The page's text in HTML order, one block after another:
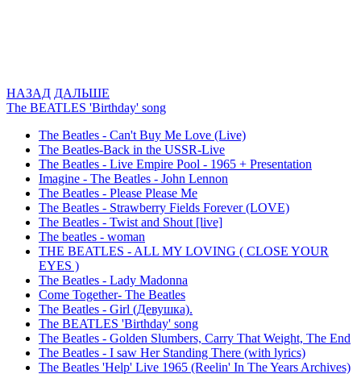
НАЗАД ДАЛЬШЕ
The BEATLES 'Birthday' song
The Beatles - Can't Buy Me Love (Live)
The Beatles-Back in the USSR-Live
The Beatles - Live Empire Pool - 1965 + Presentation
Imagine - The Beatles - John Lennon
The Beatles - Please Please Me
The Beatles - Strawberry Fields Forever (LOVE)
The Beatles - Twist and Shout [live]
The beatles - woman
THE BEATLES - ALL MY LOVING ( CLOSE YOUR
EYES )
The Beatles - Lady Madonna
Come Together- The Beatles
The Beatles - Girl (Девушка).
The BEATLES 'Birthday' song
The Beatles - Golden Slumbers, Carry That Weight, The End
The Beatles - I saw Her Standing There (with lyrics)
The Beatles 'Help' Live 1965 (Reelin' In The Years Archives)